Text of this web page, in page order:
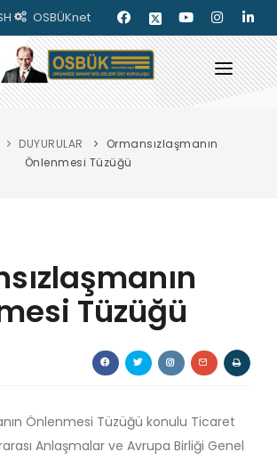
OSBÜKnet
DUYURULAR
Ormansızlaşmanın
Önlenmesi Tüzüğü
Tüzüğü
Önlenmesi Tüzüğü konulu Ticaret
Anlaşmalar ve Avrupa Birliği Genel